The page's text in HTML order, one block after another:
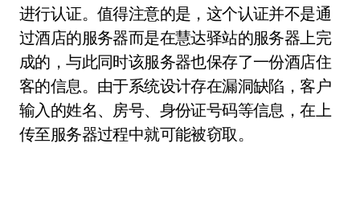
进行认证。值得注意的是，这个认证并不是通
过酒店的服务器而是在慧达驿站的服务器上完
成的，与此同时该服务器也保存了一份酒店住
客的信息。由于系统设计存在漏洞缺陷，客户
输入的姓名、房号、身份证号码等信息，在上
传至服务器过程中就可能被窃取。